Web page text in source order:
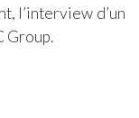
l’interview d’un
Group.